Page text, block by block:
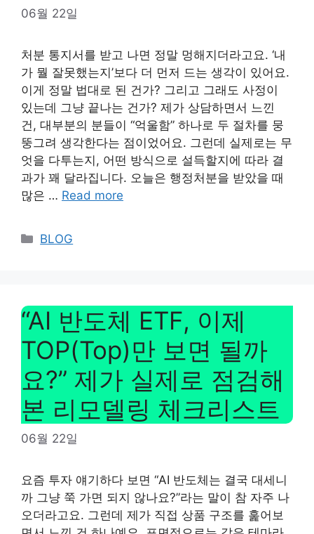
06월 22일
처분 통지서를 받고 나면 정말 멍해지더라고요. ‘내
가 뭘 잘못했는지’보다 더 먼저 드는 생각이 있어요.
이게 정말 법대로 된 건가? 그리고 그래도 사정이
있는데 그냥 끝나는 건가? 제가 상담하면서 느낀
건, 대부분의 분들이 “억울함” 하나로 두 절차를 뭉
뚱그려 생각한다는 점이었어요. 그런데 실제로는 무
엇을 다투는지, 어떤 방식으로 설득할지에 따라 결
과가 꽤 달라집니다. 오늘은 행정처분을 받았을 때
많은 … Read more
Categories
BLOG
“AI 반도체 ETF, 이제
TOP(Top)만 보면 될까
요?” 제가 실제로 점검해
본 리모델링 체크리스트
06월 22일
요즘 투자 얘기하다 보면 “AI 반도체는 결국 대세니
까 그냥 쭉 가면 되지 않나요?”라는 말이 참 자주 나
오더라고요. 그런데 제가 직접 상품 구조를 훑어보